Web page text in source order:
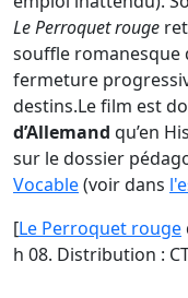
Le Perroquet rouge
souffle romanesque
fermeture
destins.Le film est
d’Allemand qu’en
sur le dossier
Vocable(voir dans
[Le Perroquet rouge
h 08. Distribution :